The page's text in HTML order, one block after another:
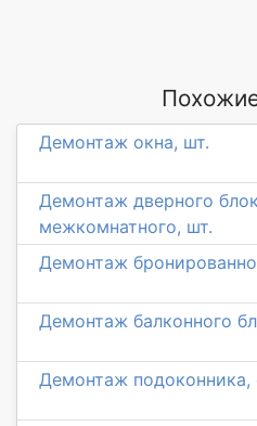
Демонтаж окна, шт.
Демонтаж дверного
межкомнатного, шт.
Демонтаж
Демонтаж балконного
Демонтаж подоконника,